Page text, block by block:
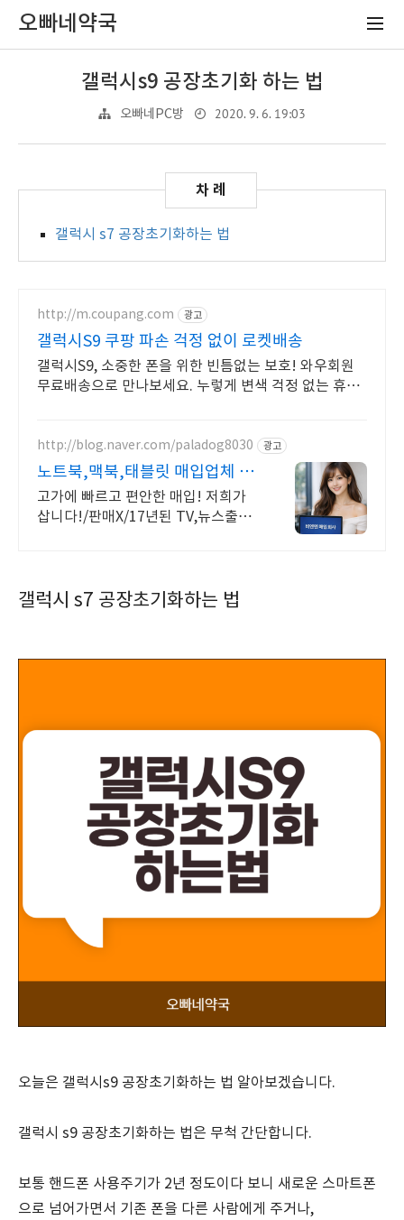
오빠네약국
갤럭시s9 공장초기화 하는 법
오빠네PC방 2020. 9. 6. 19:03
갤럭시 s7 공장초기화하는 법
http://m.coupang.com 광고
갤럭시S9 쿠팡 파손 걱정 없이 로켓배송
갤럭시S9, 소중한 폰을 위한 빈틈없는 보호! 와우회원
무료배송으로 만나보세요. 누렇게 변색 걱정 없는 휴대
http://blog.naver.com/paladog8030 광고
노트북,맥북,태블릿 매입업체 고
가 매입 회사
고가에 빠르고 편안한 매입! 저희가
삽니다!/판매X/17년된 TV,뉴스출현
갤럭시 s7 공장초기화하는 법
오늘은 갤럭시s9 공장초기화하는 법 알아보겠습니다.
갤럭시 s9 공장초기화하는 법은 무척 간단합니다.
보통 핸드폰 사용주기가 2년 정도이다 보니 새로운 스마트폰
으로 넘어가면서 기존 폰을 다른 사람에게 주거나,